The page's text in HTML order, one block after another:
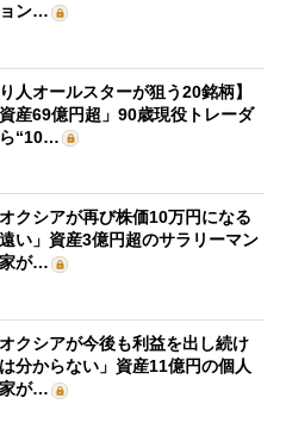
ン…
り人オールスターが狙う20銘柄】
資産69億円超」90歳現役トレーダ
“10…
オクシアが再び株価10万円になる
い」資産3億円超のサラリーマン
が…
オクシアが今後も利益を出し続け
分からない」資産11億円の個人
が…